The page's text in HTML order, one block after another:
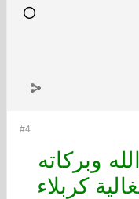
#4
وبركاته
كربلاء